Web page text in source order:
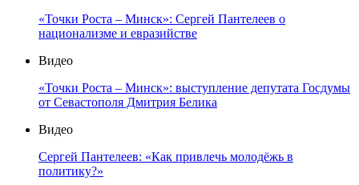
«Точки Роста – Минск»: Сергей Пантелеев о
национализме и евразийстве
Видео
«Точки Роста – Минск»: выступление депутата Госдумы
от Севастополя Дмитрия Белика
Видео
Сергей Пантелеев: «Как привлечь молодёжь в
политику?»